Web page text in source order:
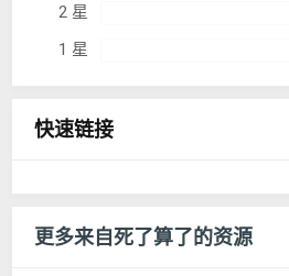
2 星
1 星
快速链接
更多来自死了算了的资源